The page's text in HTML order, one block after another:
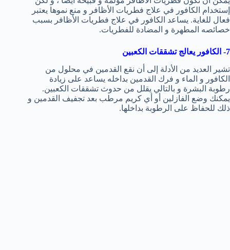
إستخدام الكافور في علاج فطريات الأظافر و منع نموها يعتبر
فعال للغاية. يساعد الكافور في علاج فطريات الأظافر بسبب
خصائصه المطهرة و المضادة للفطريات.
7- الكافور يعالج تشققات الكعبين
تشير العديد من الأدلة إلى أن نقع القدمين في محلول من
الكافور و الماء و فرك القدمين بداخله يساعد على زيادة
رطوبة البشرة و بالتالي يقلل من حدوث تشققات الكعبين.
يمكنك وضع الفازلين أو أي كريم مرطب بعد تجفيف القدمين و
ذلك للحفاظ على الرطوبة بداخلها.